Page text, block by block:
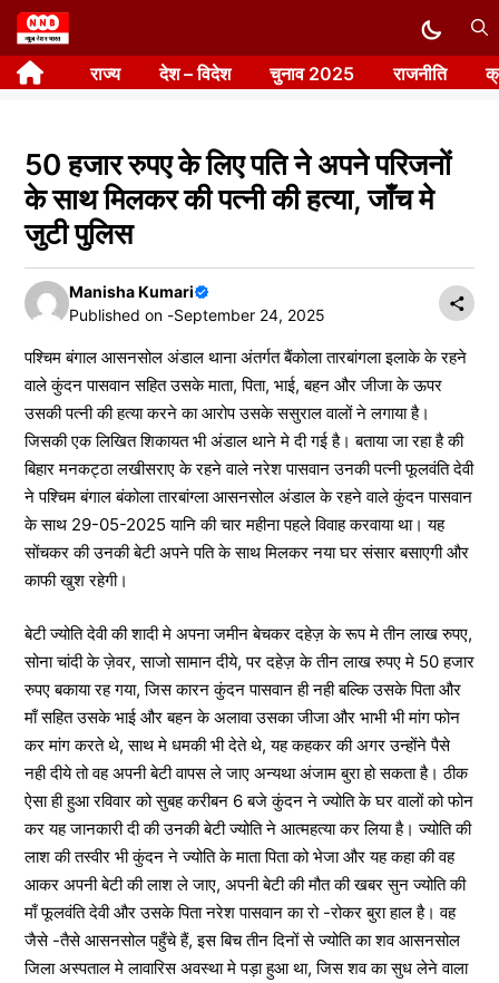
Skip
to
content राज्य देश – विदेश चुनाव 2025 राजनीति
50 हजार रुपए के लिए पति ने अपने परिजनों
के साथ मिलकर की पत्नी की हत्या, जाँच मे
जुटी पुलिस
Manisha Kumari
Published on -September 24, 2025
पश्चिम बंगाल आसनसोल अंडाल थाना अंतर्गत बैंकोला तारबांगला इलाके के रहने
वाले कुंदन पासवान सहित उसके माता, पिता, भाई, बहन और जीजा के ऊपर
उसकी पत्नी की हत्या करने का आरोप उसके ससुराल वालों ने लगाया है।
जिसकी एक लिखित शिकायत भी अंडाल थाने मे दी गई है। बताया जा रहा है की
बिहार मनकट्ठा लखीसराए के रहने वाले नरेश पासवान उनकी पत्नी फूलवंति देवी
ने पश्चिम बंगाल बंकोला तारबांग्ला आसनसोल अंडाल के रहने वाले कुंदन पासवान
के साथ 29-05-2025 यानि की चार महीना पहले विवाह करवाया था। यह
सोंचकर की उनकी बेटी अपने पति के साथ मिलकर नया घर संसार बसाएगी और
काफी खुश रहेगी।
बेटी ज्योति देवी की शादी मे अपना जमीन बेचकर दहेज़ के रूप मे तीन लाख रुपए,
सोना चांदी के ज़ेवर, साजो सामान दीये, पर दहेज़ के तीन लाख रुपए मे 50 हजार
रुपए बकाया रह गया, जिस कारन कुंदन पासवान ही नही बल्कि उसके पिता और
माँ सहित उसके भाई और बहन के अलावा उसका जीजा और भाभी भी मांग फोन
कर मांग करते थे, साथ मे धमकी भी देते थे, यह कहकर की अगर उन्होंने पैसे
नही दीये तो वह अपनी बेटी वापस ले जाए अन्यथा अंजाम बुरा हो सकता है। ठीक
ऐसा ही हुआ रविवार को सुबह करीबन 6 बजे कुंदन ने ज्योति के घर वालों को फोन
कर यह जानकारी दी की उनकी बेटी ज्योति ने आत्महत्या कर लिया है। ज्योति की
लाश की तस्वीर भी कुंदन ने ज्योति के माता पिता को भेजा और यह कहा की वह
आकर अपनी बेटी की लाश ले जाए, अपनी बेटी की मौत की खबर सुन ज्योति की
माँ फूलवंति देवी और उसके पिता नरेश पासवान का रो -रोकर बुरा हाल है। वह
जैसे -तैसे आसनसोल पहुँचे हैं, इस बिच तीन दिनों से ज्योति का शव आसनसोल
जिला अस्पताल मे लावारिस अवस्था मे पड़ा हुआ था, जिस शव का सुध लेने वाला